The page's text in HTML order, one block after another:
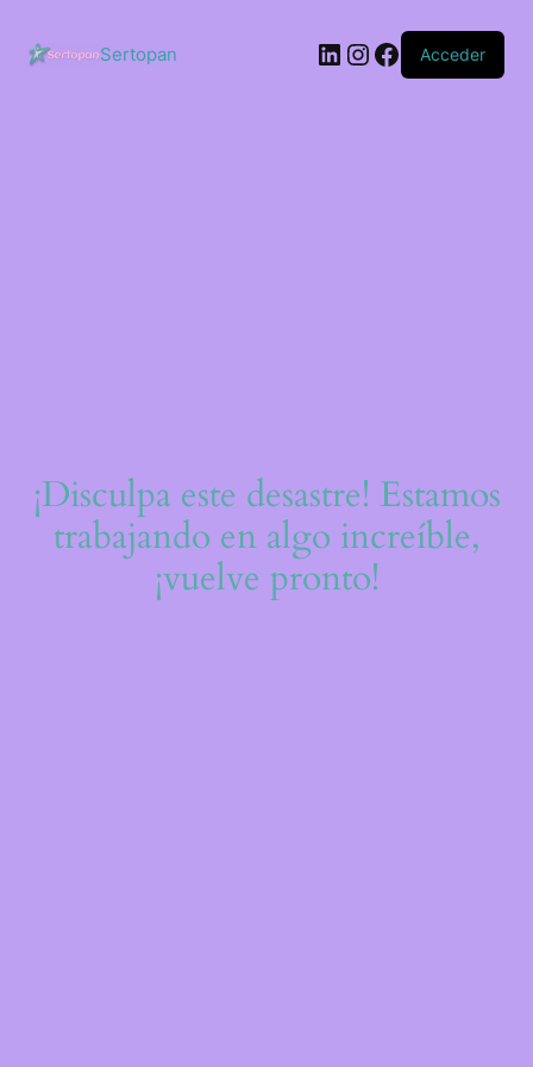
contenido
Sertopan LinkedIn
Instagram
Facebook
Acceder
¡Disculpa este desastre! Estamos
trabajando en algo increíble,
¡vuelve pronto!